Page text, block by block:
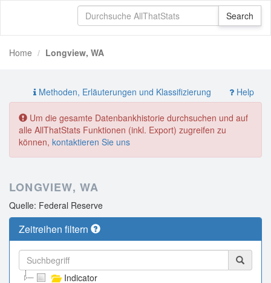
Home Longview, WA
Methoden, Erläuterungen und Klassifizierung Help
Um die gesamte Datenbankhistorie durchsuchen und auf
alle AllThatStats Funktionen (inkl. Export) zugreifen zu
können, kontaktieren Sie uns
LONGVIEW, WA
Quelle: Federal Reserve
Zeitreihen filtern
Indicator